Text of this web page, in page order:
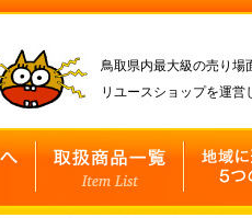
鳥取県内最大級の売り場
リユースショップを運営